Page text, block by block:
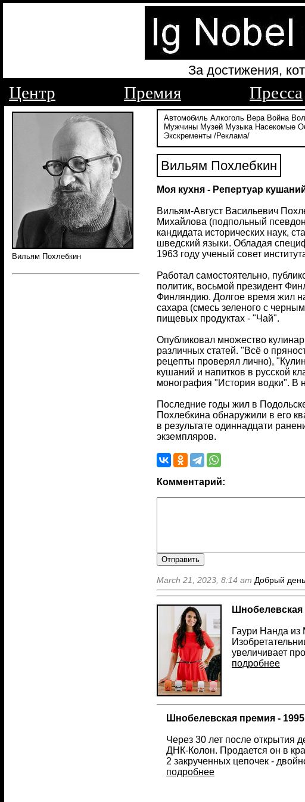
За достижения,
Центр Премия Пресса
Вильям Похлебкин
Автомобиль Алкоголь Вера Война
Мужчины Музей Музыка Насекомые
Экскременты /Реклама/
Вильям Похлебкин
Моя кухня - Репертуар
Вильям-Август Васильевич
Михайлова (подпольный
кандидата исторических наук,
шведский языки. Обладая
1963 году ученый совет
Работал самостоятельно,
политик, восьмой президент
Финляндию. Долгое время жил
сахара (смесь зеленого с
пищевых продуктах - "Чай".
Опубликовал множество
различных статей. "Всё о
рецепты проверял лично),
кушаний и напитков в русской
монография "История водки". В
Последние годы жил в
Похлебкина обнаружили в его
в результате одиннадцати
экземпляров.
Комментарий:
March 21, 2023, 8:14 am Добрый
Шнобелевская
Гаури Нанда из
увеличивает
подробнее
Шнобелевская премия -
Через 30 лет после открытия
ДНК-Колон. Продается он в
2 закрученных цепочек -
подробнее